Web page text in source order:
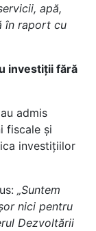
apă,
în raport cu
investiții fără
admis
fiscale și
investițiilor
„Suntem
nici pentru
Dezvoltării